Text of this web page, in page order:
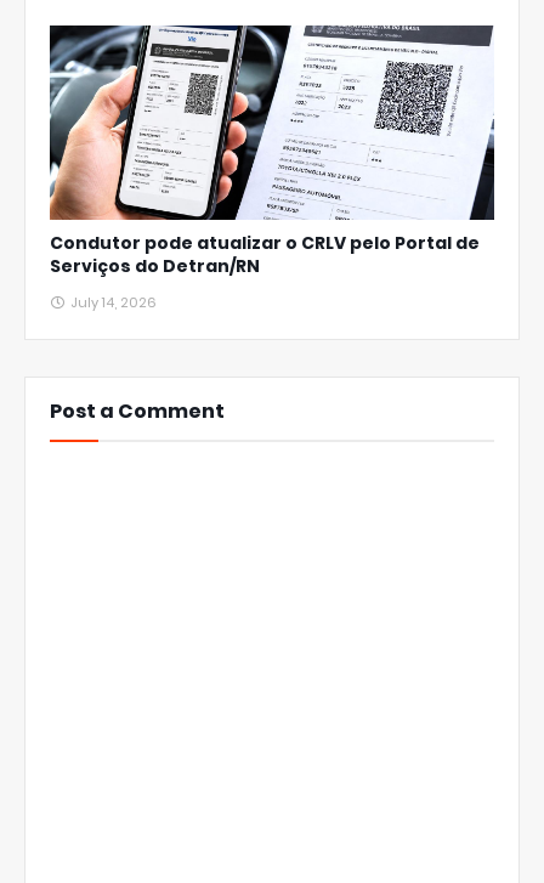
Condutor pode atualizar o CRLV pelo Portal de
Serviços do Detran/RN
July 14, 2026
Post a Comment